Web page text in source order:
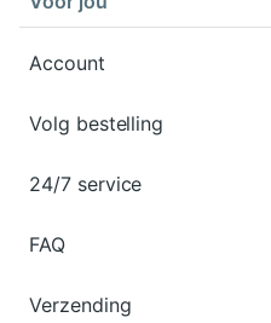
Account
Volg bestelling
24/7 service
FAQ
Verzending